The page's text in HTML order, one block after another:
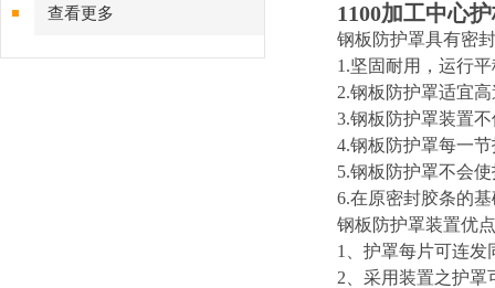
查看更多 1100加工中心
钢板防护罩具有密
1.坚固耐用，运行
2.钢板防护罩适宜
3.钢板防护罩装置
4.钢板防护罩每一
5.钢板防护罩不会
6.在原密封胶条的
钢板防护罩装置优
1
、护罩每片可连
2 、采用装置之护